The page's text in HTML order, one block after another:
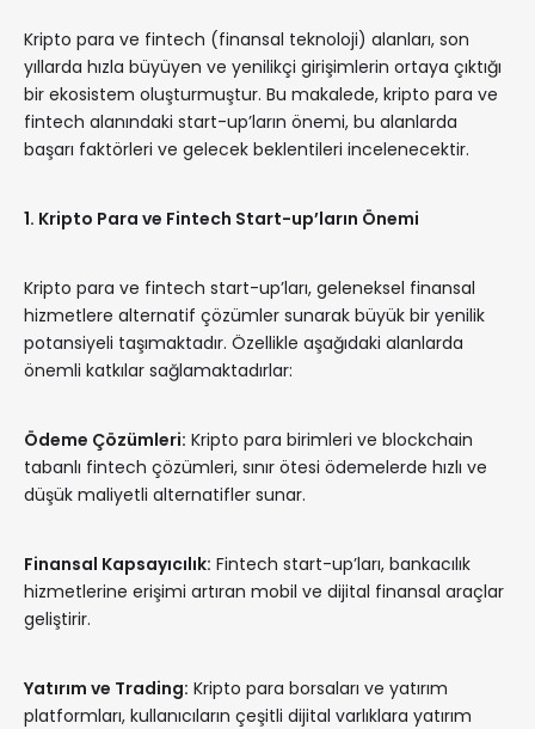
Kripto para ve fintech (finansal teknoloji) alanları, son
yıllarda hızla büyüyen ve yenilikçi girişimlerin ortaya çıktığı
bir ekosistem oluşturmuştur. Bu makalede, kripto para ve
fintech alanındaki start-up’ların önemi, bu alanlarda
başarı faktörleri ve gelecek beklentileri incelenecektir.
1. Kripto Para ve Fintech Start-up’ların Önemi
Kripto para ve fintech start-up’ları, geleneksel finansal
hizmetlere alternatif çözümler sunarak büyük bir yenilik
potansiyeli taşımaktadır. Özellikle aşağıdaki alanlarda
önemli katkılar sağlamaktadırlar:
Ödeme Çözümleri: Kripto para birimleri ve blockchain
tabanlı fintech çözümleri, sınır ötesi ödemelerde hızlı ve
düşük maliyetli alternatifler sunar.
Finansal Kapsayıcılık: Fintech start-up’ları, bankacılık
hizmetlerine erişimi artıran mobil ve dijital finansal araçlar
geliştirir.
Yatırım ve Trading: Kripto para borsaları ve yatırım
platformları, kullanıcıların çeşitli dijital varlıklara yatırım